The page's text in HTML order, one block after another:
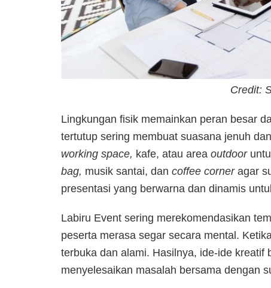
Credit:
Lingkungan fisik memainkan peran besar
tertutup sering membuat suasana jenuh
working space, kafe, atau area outdoor
bag, musik santai, dan coffee corneragar
presentasi yang berwarna dan dinamis
Labiru Event sering merekomendasikan
peserta merasa segar secara mental.
terbuka dan alami. Hasilnya, ide-ide kreatif
menyelesaikan masalah bersama dengan